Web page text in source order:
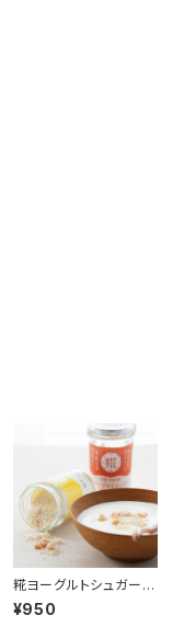
糀ヨーグルトシュガーパ
インとアップル
¥950